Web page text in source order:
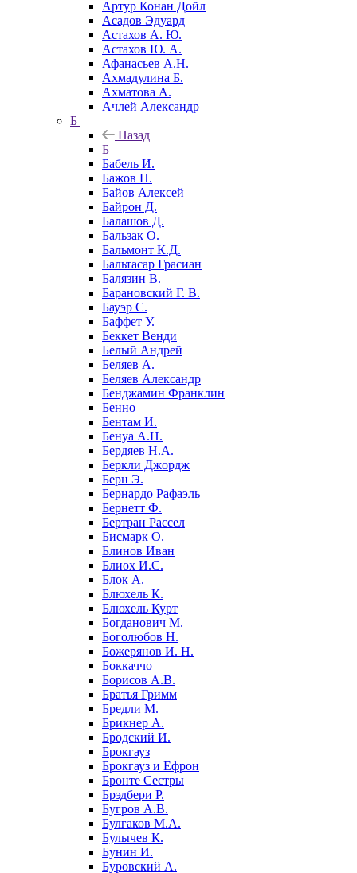
Артур Конан Дойл
Асадов Эдуард
Астахов А. Ю.
Астахов Ю. А.
Афанасьев А.Н.
Ахмадулина Б.
Ахматова А.
Ачлей Александр
Б
Назад
Б
Бабель И.
Бажов П.
Байов Алексей
Байрон Д.
Балашов Д.
Бальзак О.
Бальмонт К.Д.
Бальтасар Грасиан
Балязин В.
Барановский Г. В.
Бауэр С.
Баффет У.
Беккет Венди
Белый Андрей
Беляев А.
Беляев Александр
Бенджамин Франклин
Бенно
Бентам И.
Бенуа А.Н.
Бердяев Н.А.
Беркли Джордж
Берн Э.
Бернардо Рафаэль
Бернетт Ф.
Бертран Рассел
Бисмарк О.
Блинов Иван
Блиох И.С.
Блок А.
Блюхель К.
Блюхель Курт
Богданович М.
Боголюбов Н.
Божерянов И. Н.
Боккаччо
Борисов А.В.
Братья Гримм
Бредли М.
Брикнер А.
Бродский И.
Брокгауз
Брокгауз и Ефрон
Бронте Сестры
Брэдбери Р.
Бугров А.В.
Булгаков М.А.
Булычев К.
Бунин И.
Буровский А.